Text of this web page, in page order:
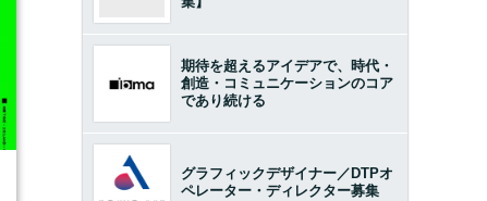
期待を超えるアイデアで、時代・
創造・コミュニケーションのコア
であり続ける
グラフィックデザイナー／DTPオ
ペレーター・ディレクター募集